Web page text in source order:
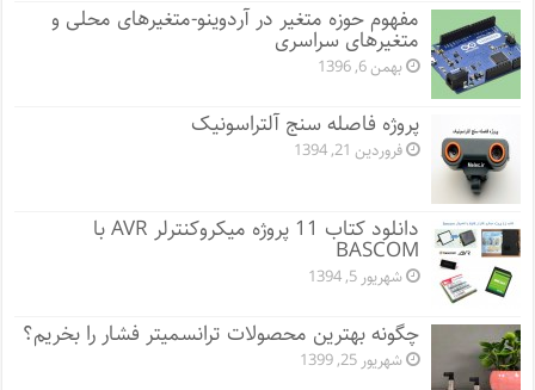
مفهوم حوزه متغیر در آردوینو-متغیرهای محلی و
متغیرهای سراسری
بهمن 6, 1396
پروژه فاصله سنج آلتراسونیک
فروردین 21, 1394
دانلود کتاب 11 پروژه میکروکنترلر AVR با
BASCOM
شهریور 5, 1394
چگونه بهترین محصولات ترانسمیتر فشار را بخریم؟
شهریور 25, 1399